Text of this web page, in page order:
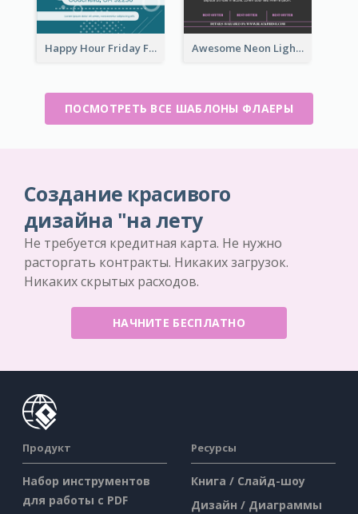
Happy Hour Friday Flyer Awesome Neon Light Black Friday Discount Flyer Design
ПОСМОТРЕТЬ ВСЕ ШАБЛОНЫ ФЛАЕРЫ
Создание красивого
дизайна "на лету
Не требуется кредитная карта. Не нужно
расторгать контракты. Никаких загрузок.
Никаких скрытых расходов.
НАЧНИТЕ БЕСПЛАТНО
Продукт
Набор инструментов
для работы с PDF
Ресурсы
Книга / Слайд-шоу
Дизайн / Диаграммы